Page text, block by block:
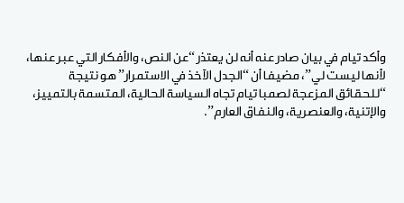
وأكد تيام في بيان صادر عنه أنه لن يعتذر “عن النص، والأفكار التي عبر عنها،
لأنها ليست لي”، مضيفا أن “الجدل الآخذ في الاستمرار” هو نتيجة
“للحقائق المزعجة لصمبا تيام تجاه السياسة الحالية، المتسمة بالتمييز،
والإتنية، والعنصرية، والنفاق العارم”.